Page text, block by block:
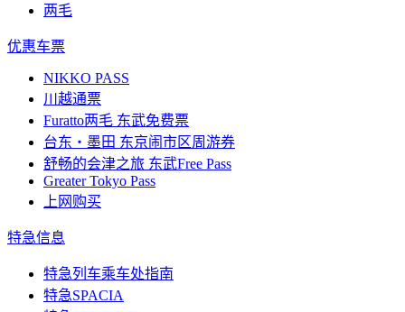
两毛
优惠车票
NIKKO PASS
川越通票
Furatto两毛 东武免费票
台东・墨田 东京闹市区周游券
舒畅的会津之旅 东武Free Pass
Greater Tokyo Pass
上网购买
特急信息
特急列车乘车处指南
特急SPACIA